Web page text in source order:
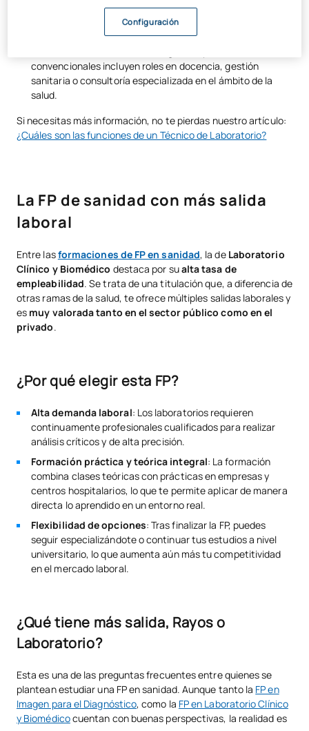
ti. Podrás promocionar productos y servicios a hospitales y
farmacias, estableciendo alianzas y negociaciones.
convencionales incluyen roles en docencia, gestión
sanitaria o consultoría especializada en el ámbito de la
salud.
Si necesitas más información, no te pierdas nuestro artículo:
¿Cuáles son las funciones de un Técnico de Laboratorio?
La FP de sanidad con más salida
laboral
Entre lasformaciones de FP en sanidad, la de Laboratorio
Clínico y Biomédico destaca por sualta tasa de
empleabilidad. Se trata de una titulación que, a diferencia de
otras ramas de la salud, te ofrece múltiples salidas laborales y
es muy valorada tanto en el sector público como en el
privado.
¿Por qué elegir esta FP?
Alta demanda laboral: Los laboratorios requieren
continuamente profesionales cualificados para realizar
análisis críticos y de alta precisión.
Formación práctica y teórica integral: La formación
combina clases teóricas con prácticas en empresas y
centros hospitalarios, lo que te permite aplicar de manera
directa lo aprendido en un entorno real.
Flexibilidad de opciones: Tras finalizar la FP, puedes
seguir especializándote o continuar tus estudios a nivel
universitario, lo que aumenta aún más tu competitividad
en el mercado laboral.
¿Qué tiene más salida, Rayos o
Laboratorio?
Esta es una de las preguntas frecuentes entre quienes se
plantean estudiar una FP en sanidad. Aunque tanto la FP en
Imagen para el Diagnóstico, como la FP en Laboratorio Clínico
y Biomédicocuentan con buenas perspectivas, la realidad es
Configuración